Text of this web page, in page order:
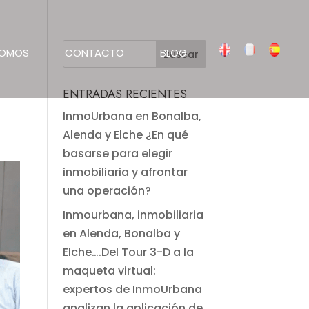
CONTACTO BLOG
ENTRADAS RECIENTES
InmoUrbana en Bonalba,
Alenda y Elche ¿En qué
basarse para elegir
inmobiliaria y afrontar
una operación?
Inmourbana, inmobiliaria
en Alenda, Bonalba y
Elche….Del Tour 3-D a la
maqueta virtual:
expertos de InmoUrbana